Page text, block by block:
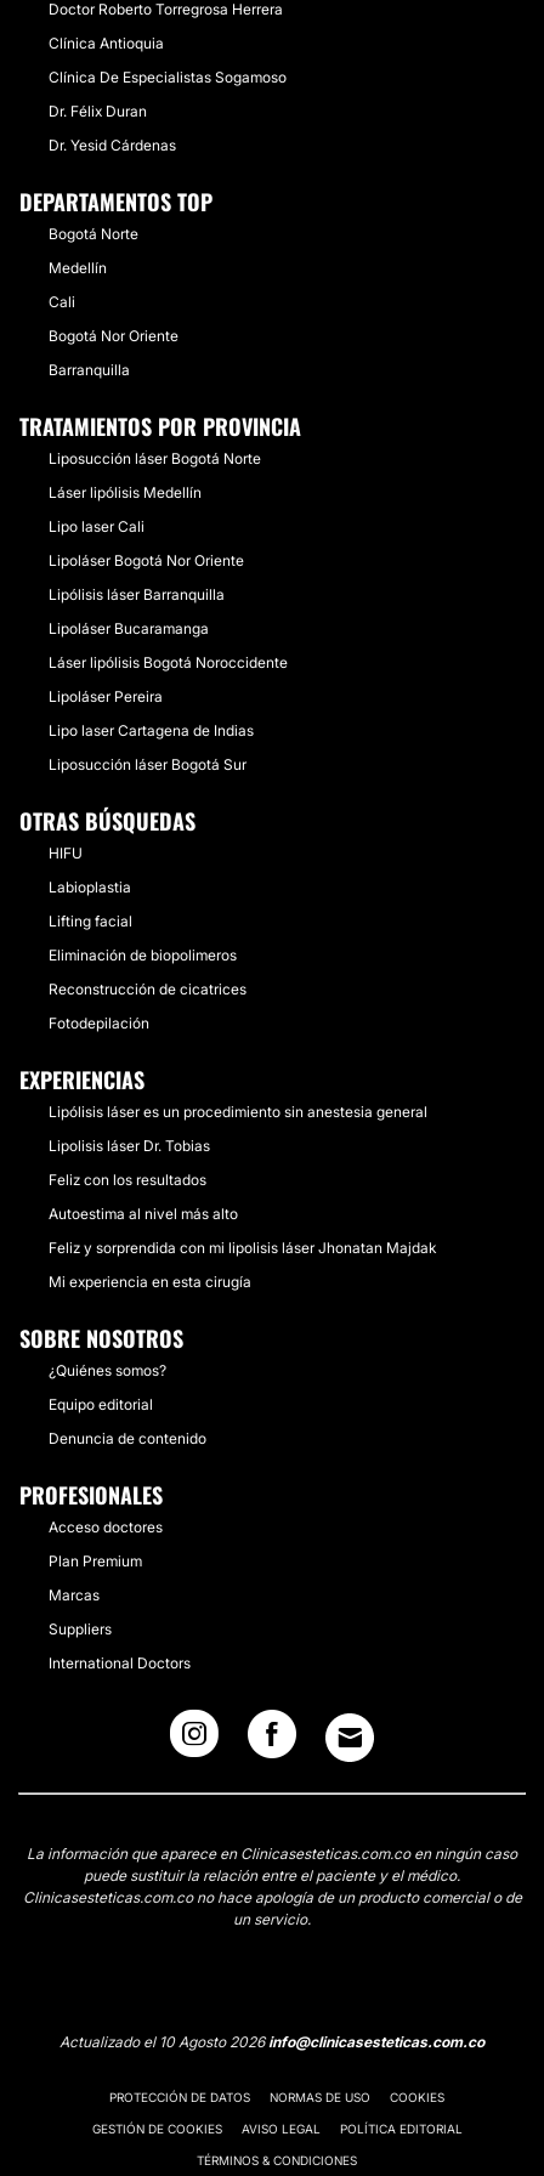
Doctor Roberto Torregrosa Herrera
Clínica Antioquia
Clínica De Especialistas Sogamoso
Dr. Félix Duran
Dr. Yesid Cárdenas
DEPARTAMENTOS TOP
Bogotá Norte
Medellín
Cali
Bogotá Nor Oriente
Barranquilla
TRATAMIENTOS POR PROVINCIA
Liposucción láser Bogotá Norte
Láser lipólisis Medellín
Lipo laser Cali
Lipoláser Bogotá Nor Oriente
Lipólisis láser Barranquilla
Lipoláser Bucaramanga
Láser lipólisis Bogotá Noroccidente
Lipoláser Pereira
Lipo laser Cartagena de Indias
Liposucción láser Bogotá Sur
OTRAS BÚSQUEDAS
HIFU
Labioplastia
Lifting facial
Eliminación de biopolimeros
Reconstrucción de cicatrices
Fotodepilación
EXPERIENCIAS
Lipólisis láser es un procedimiento sin anestesia general
Lipolisis láser Dr. Tobias
Feliz con los resultados
Autoestima al nivel más alto
Feliz y sorprendida con mi lipolisis láser Jhonatan Majdak
Mi experiencia en esta cirugía
SOBRE NOSOTROS
¿Quiénes somos?
Equipo editorial
Denuncia de contenido
PROFESIONALES
Acceso doctores
Plan Premium
Marcas
Suppliers
International Doctors
La información que aparece en Clinicasesteticas.com.co en ningún caso
puede sustituir la relación entre el paciente y el médico.
Clinicasesteticas.com.co no hace apología de un producto comercial o de
un servicio.
Actualizado el 10 Agosto 2026info@clinicasesteticas.com.co
PROTECCIÓN DE DATOS NORMAS DE USO COOKIES
GESTIÓN DE COOKIES AVISO LEGAL POLÍTICA EDITORIAL
TÉRMINOS & CONDICIONES